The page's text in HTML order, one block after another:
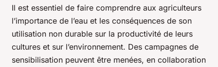
Il est essentiel de faire comprendre aux agriculteurs
l’importance de l’eau et les conséquences de son
utilisation non durable sur la productivité de leurs
cultures et sur l’environnement. Des campagnes de
sensibilisation peuvent être menées, en collaboration